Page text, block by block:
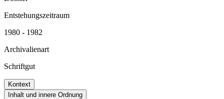
Entstehungszeitraum
1980 - 1982
Archivalienart
Schriftgut
Kontext
Inhalt und innere Ordnung